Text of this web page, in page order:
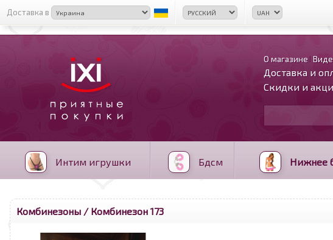
Доставка в
О магазине
Доставка и
Скидки и
Интим игрушки Бдсм Нижнее
Комбинезоны / Комбинезон 173